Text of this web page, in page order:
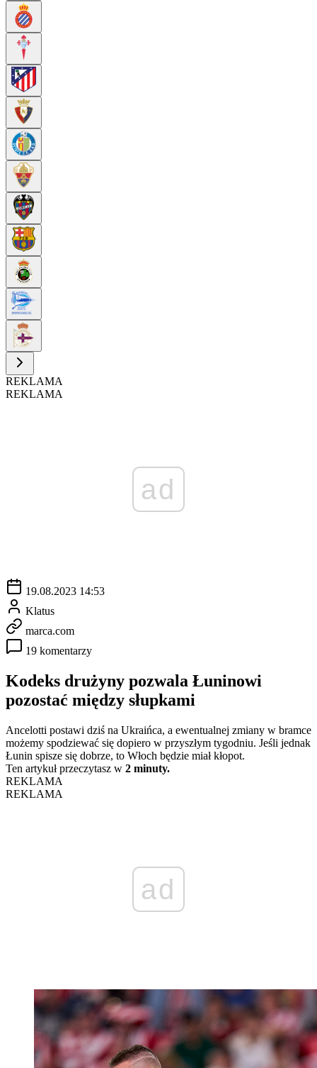
REKLAMA
REKLAMA
ad
19.08.2023 14:53
Klatus
marca.com
19 komentarzy
Kodeks drużyny pozwala Łuninowi
pozostać między słupkami
Ancelotti postawi dziś na Ukraińca, a ewentualnej zmiany w bramce
możemy spodziewać się dopiero w przyszłym tygodniu. Jeśli jednak
Łunin spisze się dobrze, to Włoch będzie miał kłopot.
Ten artykuł przeczytasz w 2 minuty.
REKLAMA
REKLAMA
ad